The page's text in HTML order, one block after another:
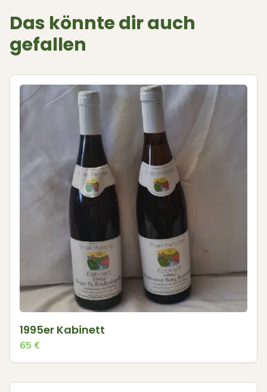
Das könnte dir auch
gefallen
1995er Kabinett
65 €